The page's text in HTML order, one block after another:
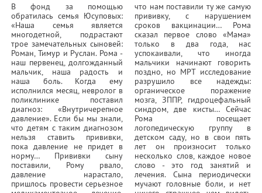
В фонд за помощью
обратилась семья Юсуповых:
«Наша семья является
многодетной, подрастают
трое замечательных сыновей:
Роман, Тимур и Руслан. Рома -
наш первенец, долгожданный
мальчик, наша радость и
наша боль. Когда ему
исполнился месяц, невролог в
поликлинике поставил
диагноз: «Внутричерепное
давление». Если бы мы знали,
что детям с таким диагнозом
нельзя ставить прививки,
пока давление не придет в
норму… Прививки сыну
поставили, Рому рвало,
давление нарастало,
пришлось провести серьезное
что нам поставили ту же самую
прививку, с нарушением
сроков вакцинации… Рома
сказал первое слово «Мама»
только в два года, нас
успокаивали, что иногда
мальчики начинают говорить
поздно, но МРТ исследование
разрушило все надежды:
органическое поражение
мозга, ЗППР, гидроцефальный
синдром, две кисты… Сейчас
Рома посещает
логопедическую группу в
детском саду, но в свои пять
лет он произносит только
несколько слов, каждое новое
слово - это год занятий и
лечения. Сына периодически
мучают головные боли, и нет